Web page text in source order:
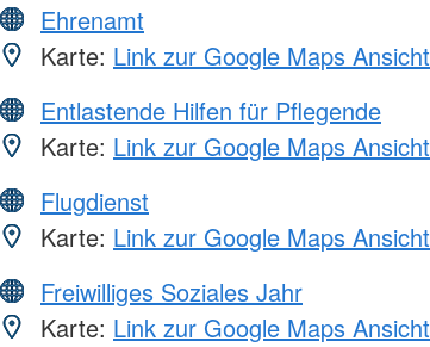
Ehrenamt
Karte: Link zur Google Maps Ansicht
Entlastende Hilfen für Pflegende
Karte: Link zur Google Maps Ansicht
Flugdienst
Karte: Link zur Google Maps Ansicht
Freiwilliges Soziales Jahr
Karte: Link zur Google Maps Ansicht